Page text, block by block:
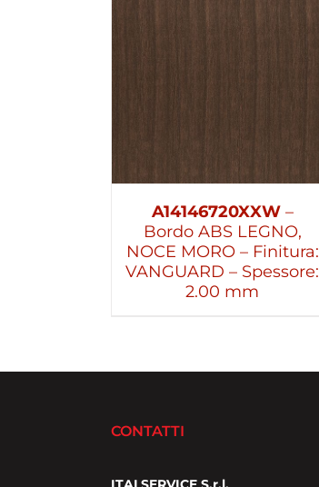
A14146720XXW –
Bordo ABS LEGNO,
NOCE MORO – Finitura:
VANGUARD – Spessore:
2.00 mm
CONTATTI